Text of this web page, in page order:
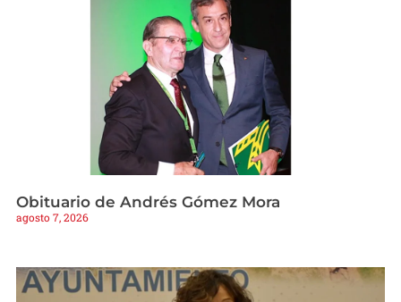
Obituario de Andrés Gómez Mora
agosto 7, 2026